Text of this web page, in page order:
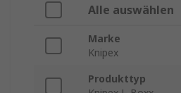
Alle auswählen
Marke
Knipex
Produkttyp